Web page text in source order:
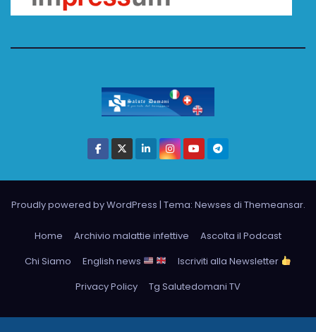
Proudly powered by WordPress | Tema: Newses di Themeansar.
Home Archivio malattie infettive
Ascolta il Podcast
Chi Siamo
English news
Iscriviti alla Newsletter
Privacy Policy
Tg Salutedomani TV